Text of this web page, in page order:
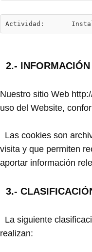
Actividad:
2.-
Nuestro sitio Web
uso del Website,
Las cookies son
visita y que permiten
aportar información
3.-
La siguiente
realizan: